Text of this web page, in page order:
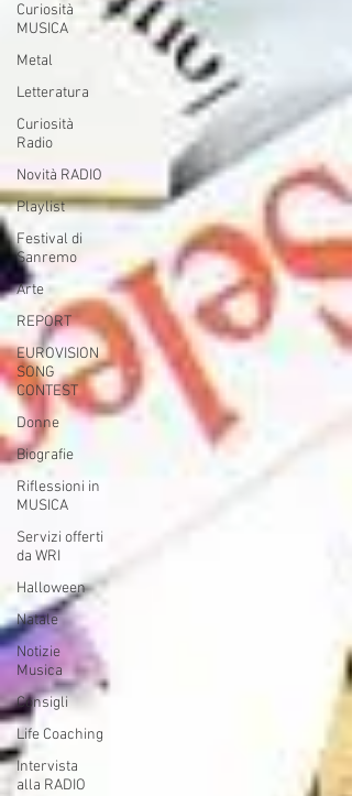
Curiosità
MUSICA
Metal
Letteratura
Curiosità
Radio
Novità RADIO
Playlist
Festival di
Sanremo
Arte
REPORT
EUROVISION
SONG
CONTEST
Donne
Biografie
Riflessioni in
MUSICA
Servizi offerti
da WRI
Halloween
Natale
Notizie
Musica
Consigli
Life Coaching
Intervista
alla RADIO